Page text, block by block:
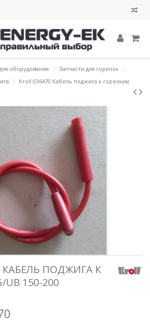
оборудования
Запчасти для горелок
Kroll 036470 Кабель поджига к горелкам
КАБЕЛЬ ПОДЖИГА К
150-200